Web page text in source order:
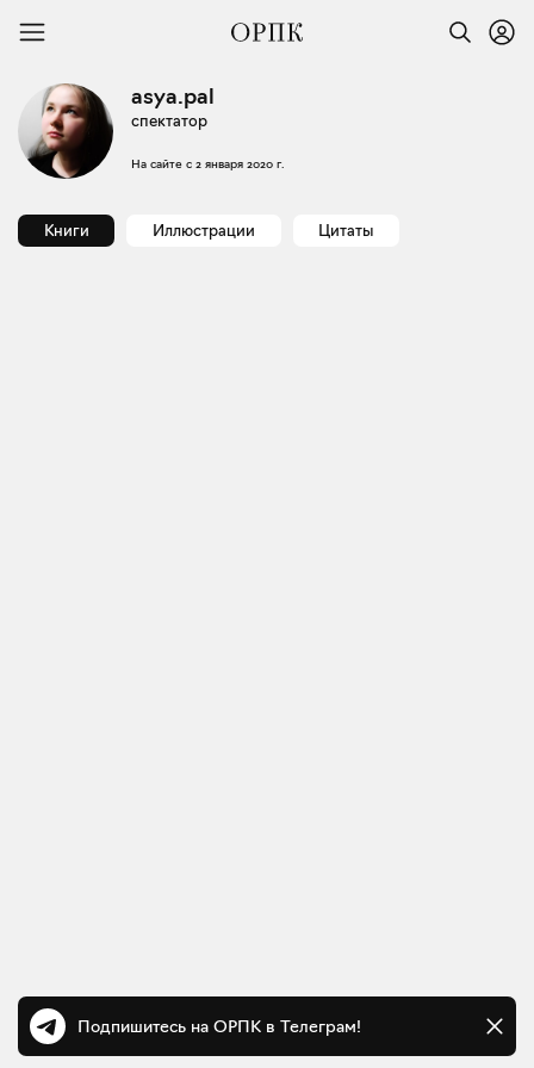
asya.pal
спектатор
На сайте с 2 января 2020 г.
Книги Иллюстрации Цитаты
Подпишитесь на ОРПК в Телеграм!